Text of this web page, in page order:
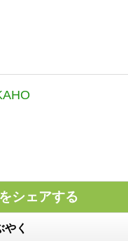
シェアする
く